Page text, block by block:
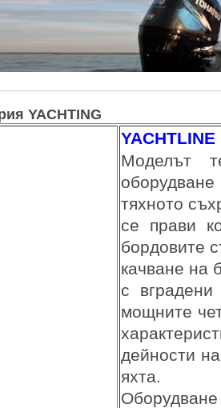
YACHTING
YACHTLINE
Моделът
тяхното
се прави
бордовите
качване на
с
мощните
дейности
яхта.